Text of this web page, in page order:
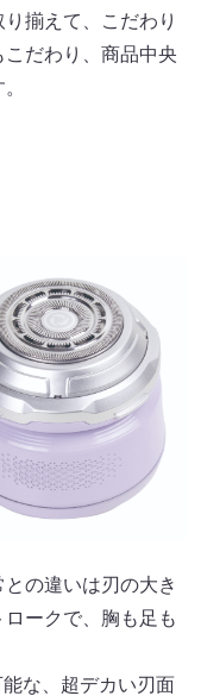
揃えて、こだわり
だわり、商品中央
の違いは刃の大き
ークで、胸も足も
な、超デカい刃面